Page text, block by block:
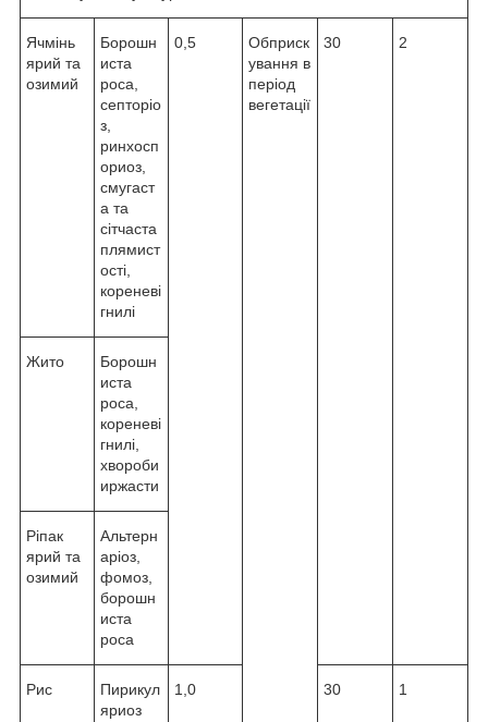
Ячмінь
ярий та
озимий
Борошн
иста
роса,
септоріо
з,
ринхосп
ориоз,
смугаст
а та
сітчаста
плямист
ості,
кореневі
гнилі
0,5
Обприск
ування в
період
вегетації
30 2
Жито
Борошн
иста
роса,
кореневі
гнилі,
хвороби
иржасти
Ріпак
ярий та
озимий
Альтерн
аріоз,
фомоз,
борошн
иста
роса
Рис
Пирикул
яриоз
1,0 30 1